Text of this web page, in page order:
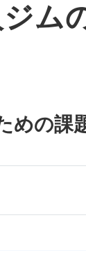
ム
めの課